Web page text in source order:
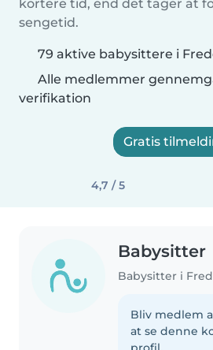
kortere tid, end det tager at
sengetid.
79 aktive babysittere i
Alle medlemmer
verifikation
Gratis
4,7 / 5
Babysitter
Babysitter i
Bliv medlem
at se denne